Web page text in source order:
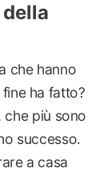
che hanno
ha fatto?
che più sono
successo.
a casa